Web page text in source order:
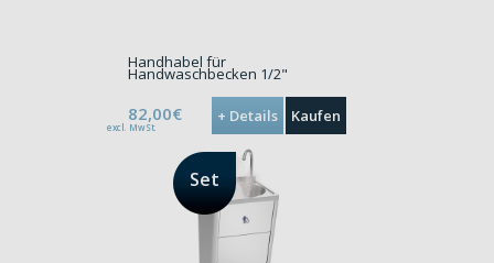
Handhabel für
Handwaschbecken 1/2"
82,00€
excl. MwSt.
Kaufen
+ Details
Set